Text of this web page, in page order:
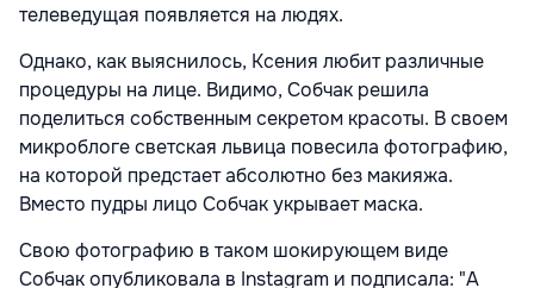
телеведущая появляется на людях.
Однако, как выяснилось, Ксения любит различные
процедуры на лице. Видимо, Собчак решила
поделиться собственным секретом красоты. В своем
микроблоге светская львица повесила фотографию,
на которой предстает абсолютно без макияжа.
Вместо пудры лицо Собчак укрывает маска.
Свою фотографию в таком шокирующем виде
Собчак опубликовала в Instagram и подписала: "А